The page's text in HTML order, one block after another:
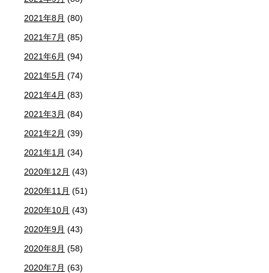
2021年8月 (80)
2021年7月 (85)
2021年6月 (94)
2021年5月 (74)
2021年4月 (83)
2021年3月 (84)
2021年2月 (39)
2021年1月 (34)
2020年12月 (43)
2020年11月 (51)
2020年10月 (43)
2020年9月 (43)
2020年8月 (58)
2020年7月 (63)